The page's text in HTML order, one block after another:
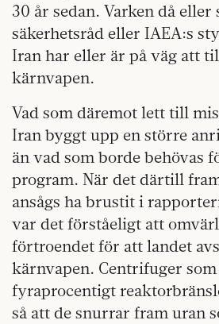
30 år sedan. Varken då eller
säkerhetsråd eller IAEA:s
Iran har eller är på väg att
kärnvapen.
Vad som däremot lett till
Iran byggt upp en större
än vad som borde behövas
program. När det därtill
ansågs ha brustit i
var det förståeligt att
förtroendet för att landet
kärnvapen. Centrifuger
fyraprocentigt
så att de snurrar fram uran